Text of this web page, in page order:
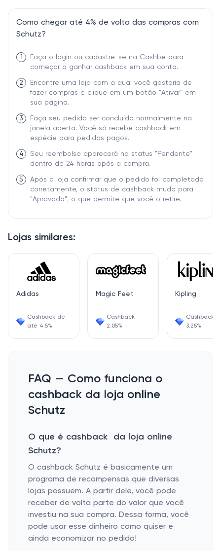
Lojas similares:
Adidas
Cashback de
até 4.5%
Magic Feet
Cashback
2.05%
Kipling
Cashback
3.25%
Como chegar até 4% de volta das compras com
Schutz?
1
Faça o login ou cadastre-se na Cashbe para
começar a ganhar cashback em sua conta.
2
Encontre uma loja com a qual você gostaria de
fazer compras e clique em um botão "Ativar" em
sua página.
3
Faça seu pedido ser concluído normalmente na
janela aberta. Você só recebe cashback em
espécie para pedidos pagos.
4
Seu reembolso aparecerá no status "Pendente"
dentro de 24 horas após a compra.
5
Após a loja confirmar que o pedido foi completado
corretamente, o status de cashback muda para
"Aprovado", o que permite que você o retire.
FAQ — Como funciona o
cashback da loja online
Schutz
O que é cashback da loja online
Schutz?
O cashback Schutz é basicamente um
programa de recompensas que diversas
lojas possuem. A partir dele, você pode
receber de volta parte do valor que você
investiu na sua compra. Dessa forma, você
pode usar esse dinheiro como quiser e
ainda economizar no pedido!